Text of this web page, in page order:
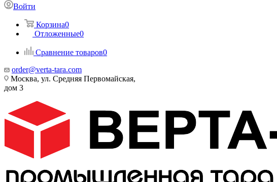
Войти
Корзина0
Отложенные0
Сравнение товаров0
order@verta-tara.com
Москва, ул. Средняя Первомайская,
дом 3